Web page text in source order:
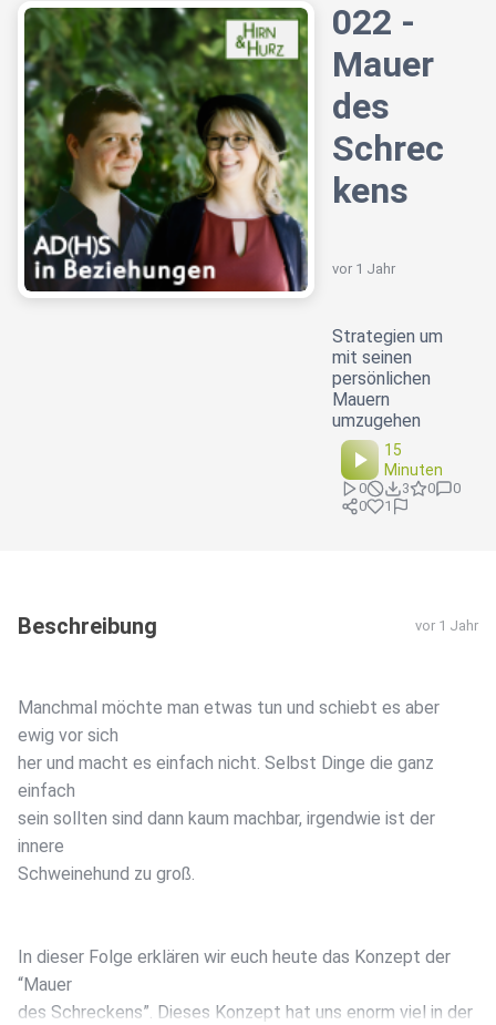
022 -
Mauer
des
Schrec
kens
vor 1 Jahr
Strategien um
mit seinen
persönlichen
Mauern
umzugehen
15
Minuten
0 3 0
0
0
1
Beschreibung vor 1 Jahr
Manchmal möchte man etwas tun und schiebt es aber
ewig vor sich
her und macht es einfach nicht. Selbst Dinge die ganz
einfach
sein sollten sind dann kaum machbar, irgendwie ist der
innere
Schweinehund zu groß.
In dieser Folge erklären wir euch heute das Konzept der
“Mauer
des Schreckens”. Dieses Konzept hat uns enorm viel in der